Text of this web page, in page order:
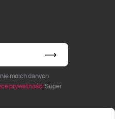
moich danych
prywatnościSuper